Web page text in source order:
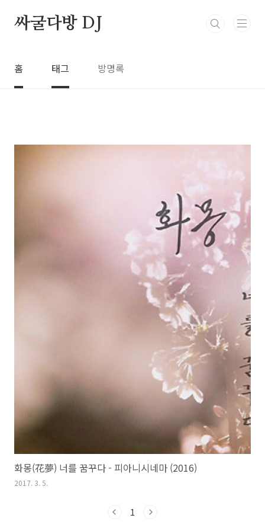
싸굴다방 DJ
홈 태그 방명록
화몽(花夢) 너를 꿈꾸다 - 피아니시네마 (2016)
2017. 3. 5.
1